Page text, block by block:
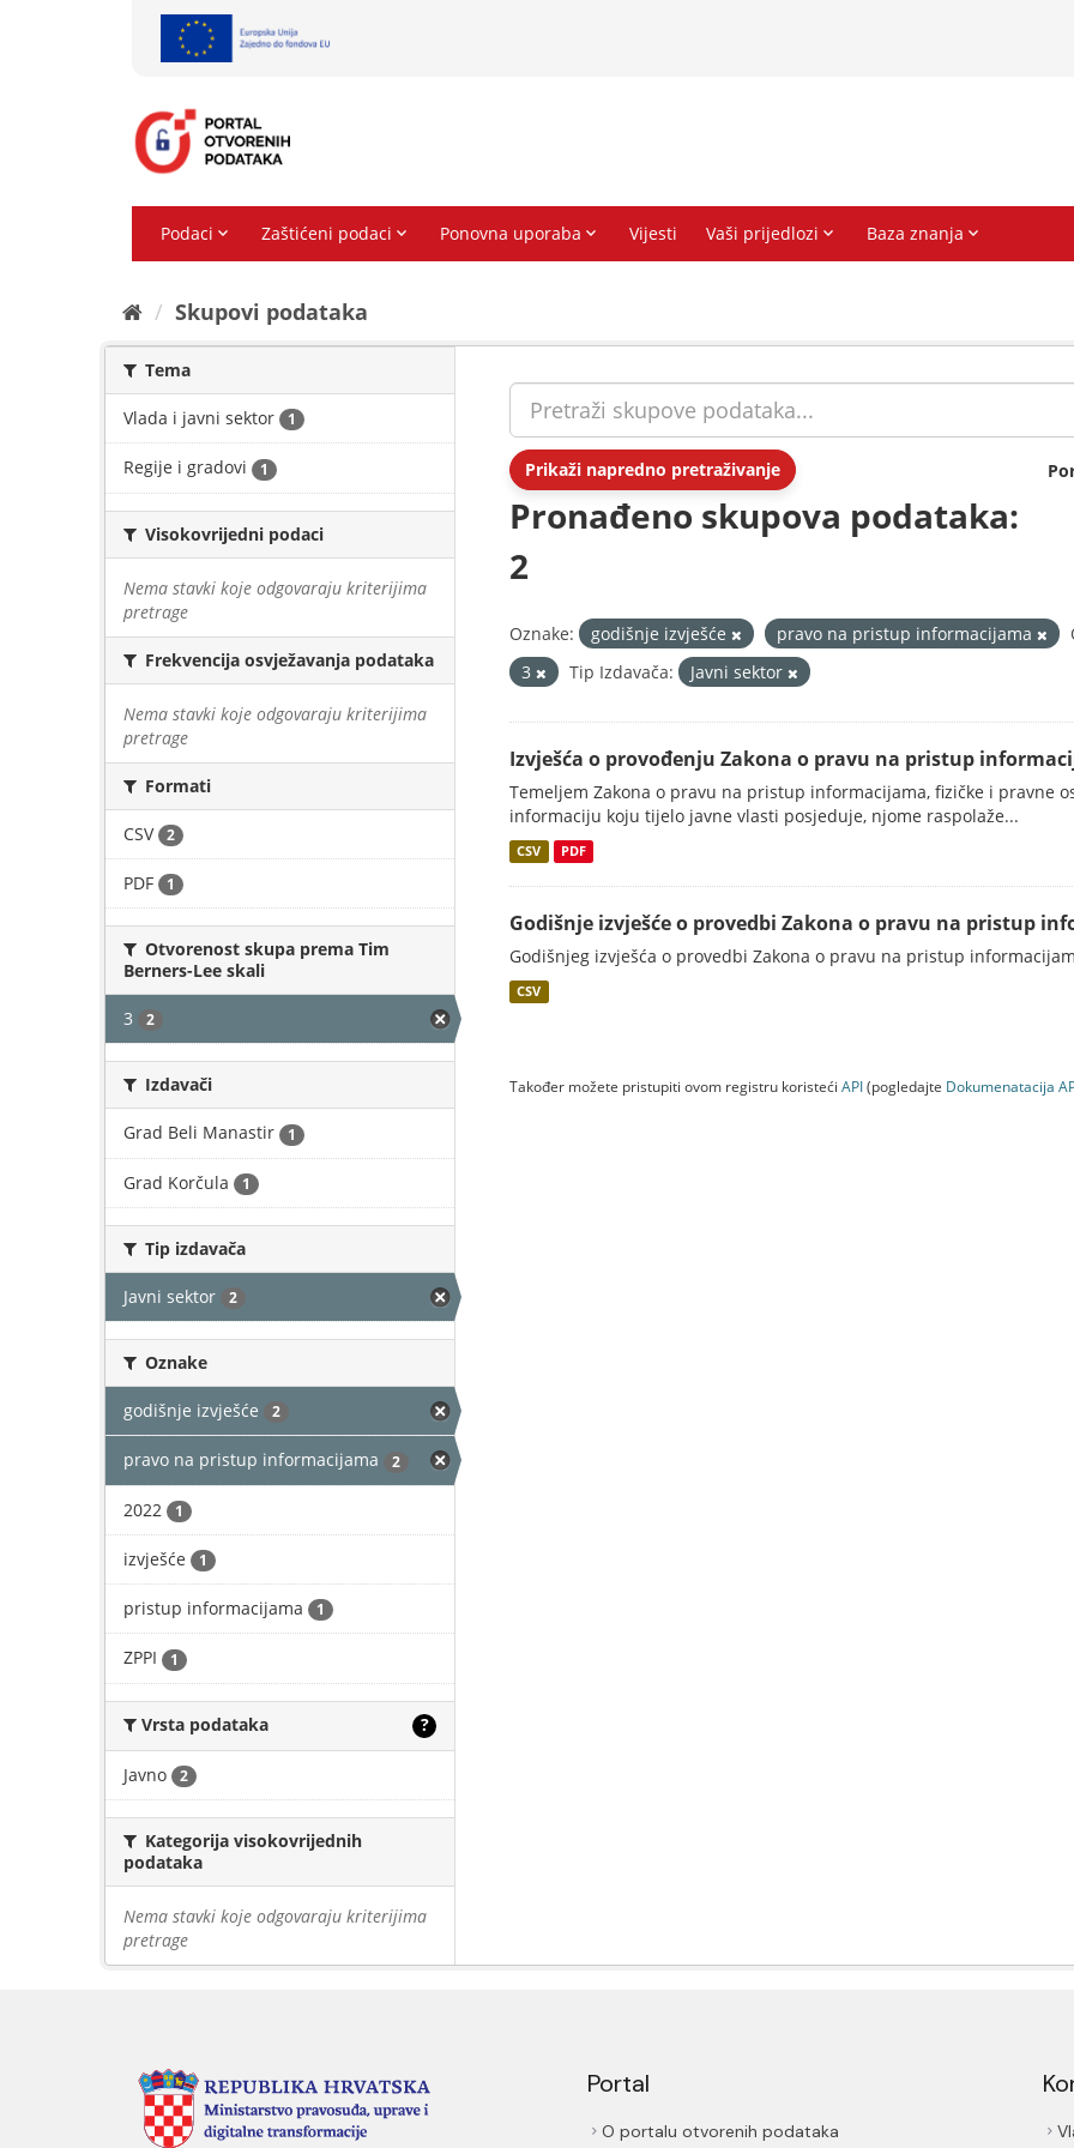
Skupovi podаtаkа
Tema
Vlada i javni sektor 1
Regije i gradovi 1
Visokovrijedni podaci
Nema stavki koje odgovaraju kriterijima
pretrage
Frekvencija osvježavanja podataka
Nema stavki koje odgovaraju kriterijima
pretrage
Formati
CSV 2
PDF 1
Otvorenost skupa prema Tim
Berners-Lee skali
3 2
Izdavači
Grad Beli Manastir 1
Grad Korčula 1
Tip izdavača
Javni sektor 2
Oznake
godišnje izvješće 2
pravo na pristup informacijama 2
2022 1
izvješće 1
pristup informacijama 1
ZPPI 1
Vrsta podataka ?
Javno 2
Kategorija visokovrijednih
podataka
Nema stavki koje odgovaraju kriterijima
pretrage
Prikaži napredno pretraživanje
Pronađeno skupova podataka:
2
Oznake: godišnje izvješće pravo na pristup informacijama
3
Tip Izdavača: Javni sektor
Izvješća o provođenju Zakona o pravu na pristup
Temeljem Zakona o pravu na pristup informacijama, fizičke i pravne
informaciju koju tijelo javne vlasti posjeduje, njome raspolaže...
CSV PDF
Godišnje izvješće o provedbi Zakona o pravu na pristup
Godišnjeg izvješća o provedbi Zakona o pravu na pristup
CSV
Također možete pristupiti ovom registru koristeći API(pogledajte Dokumenаtаcijа